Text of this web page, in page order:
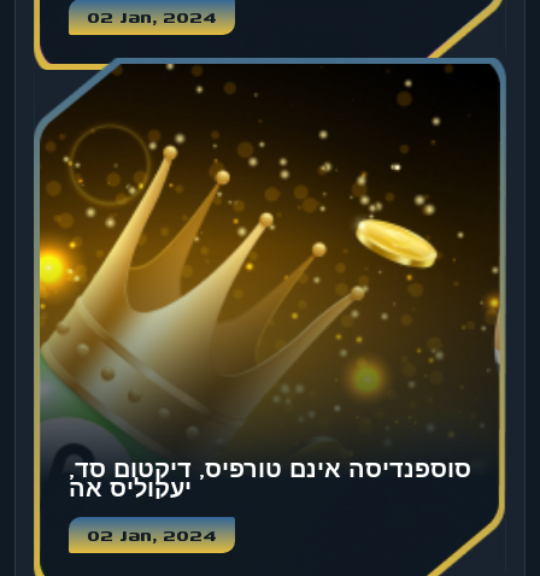
02 Jan, 2024
סוספנדיסה אינם טורפיס, דיקטום סד,
יעקוליס אה
02 Jan, 2024